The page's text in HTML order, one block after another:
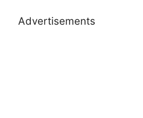
Advertisements